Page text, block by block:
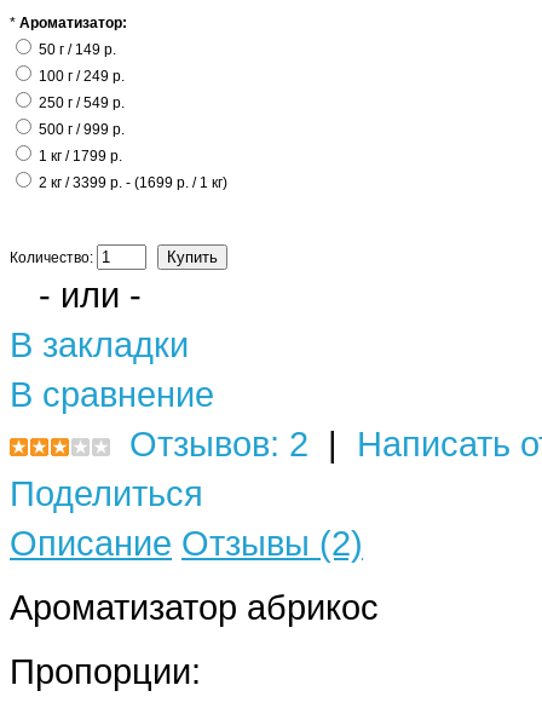
* Ароматизатор:
50 г / 149 р.
100 г / 249 р.
250 г / 549 р.
500 г / 999 р.
1 кг / 1799 р.
2 кг / 3399 р. - (1699 р. / 1 кг)
Количество:
- или -
В закладки
В сравнение
Отзывов: 2 | Написать
Поделиться
Описание Отзывы (2)
Ароматизатор абрикос
Пропорции: